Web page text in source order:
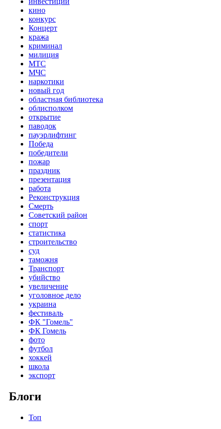
кино
конкурс
Концерт
кража
криминал
милиция
МТС
МЧС
наркотики
новый год
областная библиотека
облисполком
открытие
паводок
пауэрлифтинг
Победа
победители
пожар
праздник
презентация
работа
Реконструкция
Смерть
Советский район
спорт
статистика
строительство
суд
таможня
Транспорт
убийство
увеличение
уголовное дело
украина
фестиваль
ФК "Гомель"
ФК Гомель
фото
футбол
хоккей
школа
экспорт
Блоги
Топ